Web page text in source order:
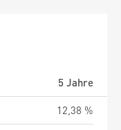
5 Jahre
12,38 %